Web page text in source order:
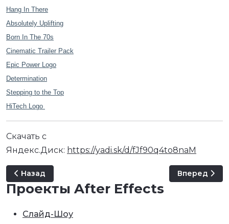
Hang In There
Absolutely Uplifting
Born In The 70s
Cinematic Trailer Pack
Epic Power Logo
Determination
Stepping to the Top
HiTech Logo
Скачать с
Яндекс.Диск: https://yadi.sk/d/fJf90q4to8naM
Предыдущий: AudioJungle - Stock Music 2021
Назад Следующий:
Вперед
Проекты After Effects
Слайд-Шоу